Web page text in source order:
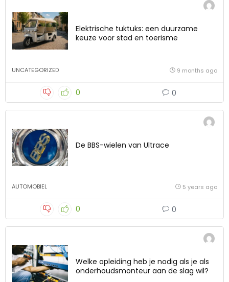
Elektrische tuktuks: een duurzame
keuze voor stad en toerisme
UNCATEGORIZED 9 months ago
0 0
De BBS-wielen van Ultrace
AUTOMOBIEL 5 years ago
0 0
Welke opleiding heb je nodig als je als
onderhoudsmonteur aan de slag wil?